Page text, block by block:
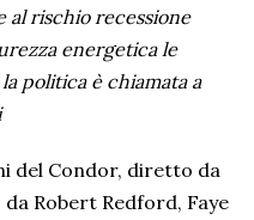
al rischio recessione
energetica le
politica è chiamata a
del Condor, diretto da
Robert Redford, Faye